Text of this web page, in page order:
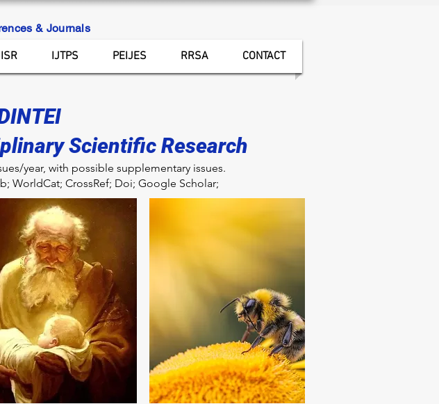
& Journals
IJTPS PEIJES RRSA CONTACT
Scientific Research
year, with possible supplementary issues.
WorldCat; CrossRef; Doi; Google Scholar;